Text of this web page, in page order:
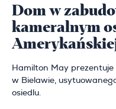
Dom w
kameralnym
Hamilton May
w Bielawie,
osiedlu.